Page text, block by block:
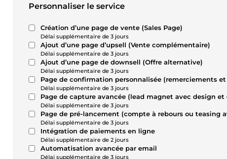
Personnaliser le service
Création d’une page de vente (Sales Page)
Délai supplémentaire de 3 jours
Ajout d’une page d’upsell (Vente complémentaire)
Délai supplémentaire de 3 jours
Ajout d’une page de downsell (Offre alternative)
Délai supplémentaire de 3 jours
Page de confirmation personnalisée (remerciements
Délai supplémentaire de 3 jours
Page de capture avancée (lead magnet avec design
Délai supplémentaire de 3 jours
Page de pré-lancement (compte à rebours ou teasing
Délai supplémentaire de 3 jours
Intégration de paiements en ligne
Délai supplémentaire de 2 jours
Automatisation avancée par email
Délai supplémentaire de 3 jours